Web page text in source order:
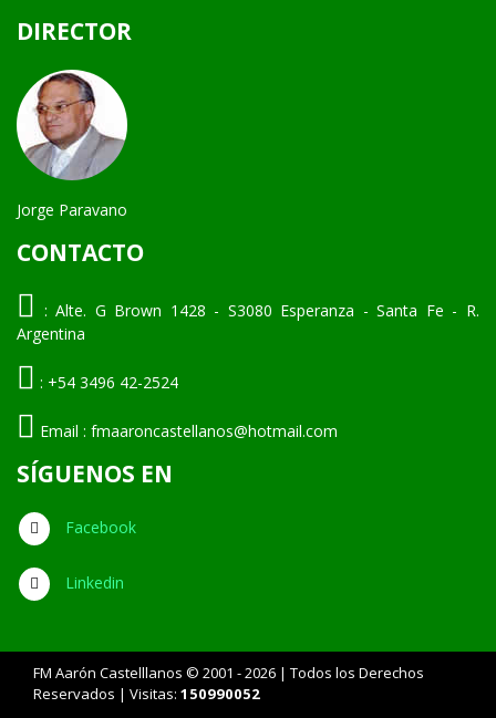
DIRECTOR
Jorge Paravano
CONTACTO
: Alte. G Brown 1428 - S3080 Esperanza - Santa Fe - R.
Argentina
: +54 3496 42-2524
Email : fmaaroncastellanos@hotmail.com
SÍGUENOS EN
Facebook
Linkedin
FM Aarón Castelllanos © 2001 - 2026 | Todos los Derechos
Reservados | Visitas: 150990052